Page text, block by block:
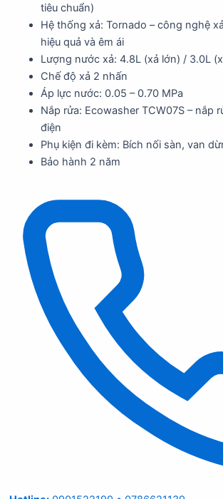
tiêu chuẩn)
Hệ thống xả: Tornado – công nghệ
hiệu quả và êm ái
Lượng nước xả: 4.8L (xả lớn) / 3.0L
Chế độ xả 2 nhấn
Áp lực nước: 0.05 – 0.70 MPa
Nắp rửa: Ecowasher TCW07S – nắp
điện
Phụ kiện đi kèm: Bích nối sàn, van
Bảo hành 2 năm